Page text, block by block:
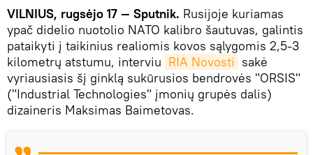
VILNIUS, rugsėjo 17 — Sputnik. Rusijoje kuriamas
ypač didelio nuotolio NATO kalibro šautuvas, galintis
pataikyti į taikinius realiomis kovos sąlygomis 2,5-3
kilometrų atstumu, interviu RIA Novosti sakė
vyriausiasis šį ginklą sukūrusios bendrovės "ORSIS"
("Industrial Technologies" įmonių grupės dalis)
dizaineris Maksimas Baimetovas.